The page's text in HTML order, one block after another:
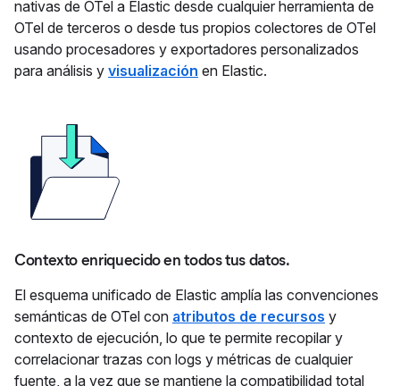
nativas de OTel a Elastic desde cualquier herramienta de
OTel de terceros o desde tus propios colectores de OTel
usando procesadores y exportadores personalizados
para análisis y visualización en Elastic.
Contexto enriquecido en todos tus datos.
El esquema unificado de Elastic amplía las convenciones
semánticas de OTel con atributos de recursos y
contexto de ejecución, lo que te permite recopilar y
correlacionar trazas con logs y métricas de cualquier
fuente, a la vez que se mantiene la compatibilidad total